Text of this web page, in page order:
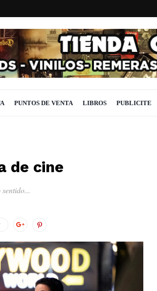
PUNTOS DE VENTA LIBROS PUBLICITE
de cine